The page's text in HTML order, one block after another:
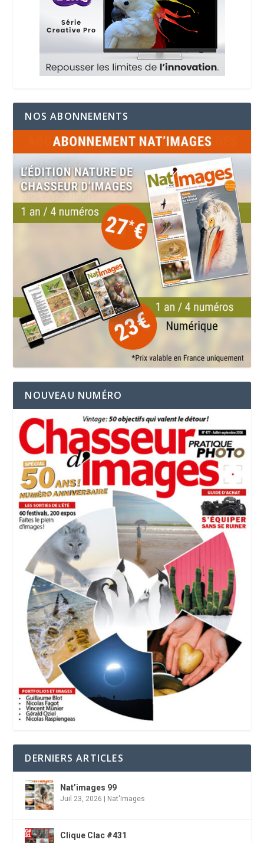
NOS ABONNEMENTS
NOUVEAU NUMÉRO
DERNIERS ARTICLES
Nat’images 99
Juil 23, 2026 | Nat'Images
Clique Clac #431